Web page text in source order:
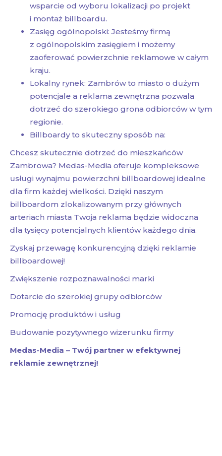
wsparcie od wyboru lokalizacji po projekt
i montaż billboardu.
Zasięg ogólnopolski: Jesteśmy firmą
z ogólnopolskim zasięgiem i możemy
zaoferować powierzchnie reklamowe w całym
kraju.
Lokalny rynek: Zambrów to miasto o dużym
potencjale a reklama zewnętrzna pozwala
dotrzeć do szerokiego grona odbiorców w tym
regionie.
Billboardy to skuteczny sposób na:
Chcesz skutecznie dotrzeć do mieszkańców
Zambrowa? Medas-Media oferuje kompleksowe
usługi wynajmu powierzchni billboardowej idealne
dla firm każdej wielkości. Dzięki naszym
billboardom zlokalizowanym przy głównych
arteriach miasta Twoja reklama będzie widoczna
dla tysięcy potencjalnych klientów każdego dnia.
Zyskaj przewagę konkurencyjną dzięki reklamie
billboardowej!
Zwiększenie rozpoznawalności marki
Dotarcie do szerokiej grupy odbiorców
Promocję produktów i usług
Budowanie pozytywnego wizerunku firmy
Medas-Media – Twój partner w efektywnej
reklamie zewnętrznej!